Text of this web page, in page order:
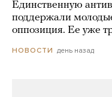
Единственную
поддержали
оппозиция. Ее уже
НОВОСТИ день назад